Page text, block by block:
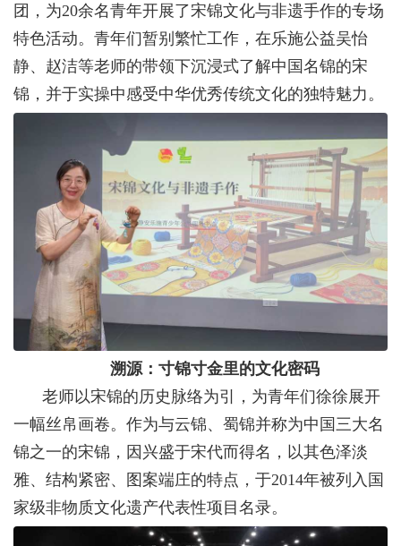
团，为20余名青年开展了宋锦文化与非遗手作的专场
特色活动。青年们暂别繁忙工作，在乐施公益吴怡
静、赵洁等老师的带领下沉浸式了解中国名锦的宋
锦，并于实操中感受中华优秀传统文化的独特魅力。
溯源：寸锦寸金里的文化密码
老师以宋锦的历史脉络为引，为青年们徐徐展开
一幅丝帛画卷。作为与云锦、蜀锦并称为中国三大名
锦之一的宋锦，因兴盛于宋代而得名，以其色泽淡
雅、结构紧密、图案端庄的特点，于2014年被列入国
家级非物质文化遗产代表性项目名录。